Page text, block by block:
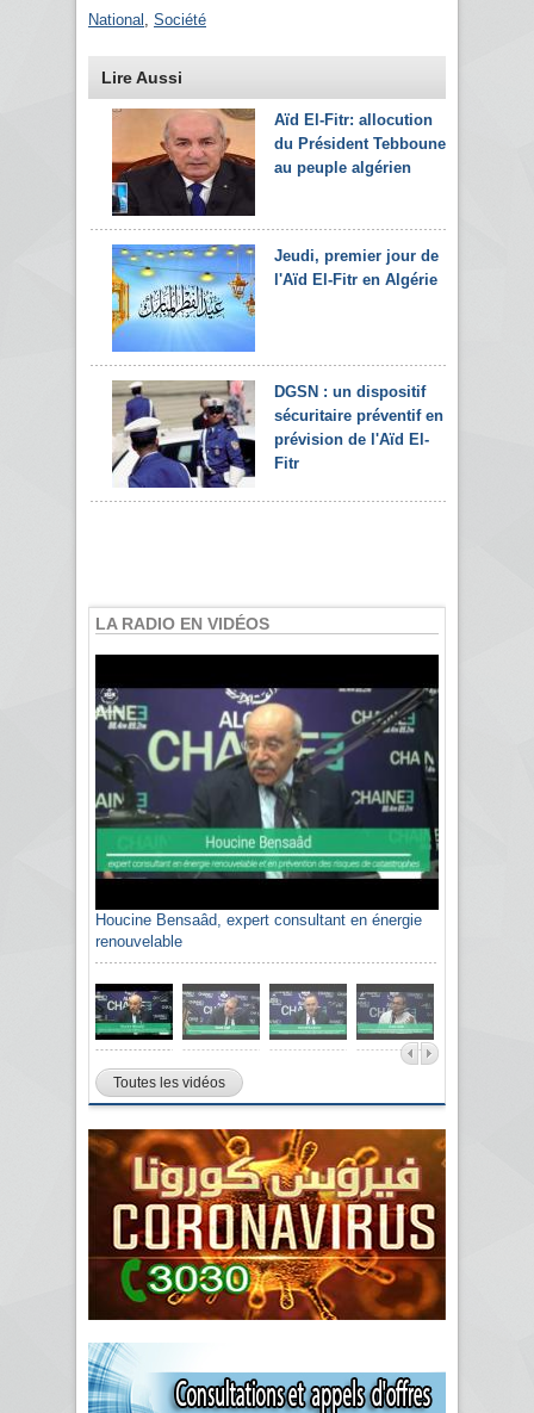
National Société
Lire Aussi
Aïd El-Fitr: allocution
du Président Tebboune
au peuple algérien
Jeudi, premier jour de
l'Aïd El-Fitr en Algérie
DGSN : un dispositif
sécuritaire préventif en
prévision de l'Aïd El-
Fitr
LA RADIO EN VIDÉOS
Houcine Bensaâd, expert consultant en énergie
renouvelable
Toutes les vidéos